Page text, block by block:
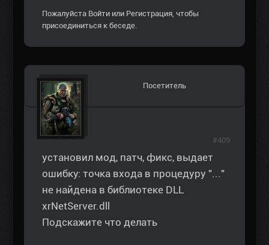
Пожалуйста Войти или Регистрация, чтобы
присоединиться к беседе.
Посетитель
установил мод, патч, фикс, выдает
ошибку: точка входа в процедуру "..."
не найдена в библиотеке DLL
xrNetServer.dll
Подскажите что делать
#409